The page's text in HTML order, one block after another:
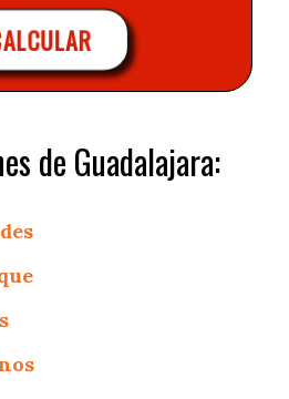
de Guadalajara: